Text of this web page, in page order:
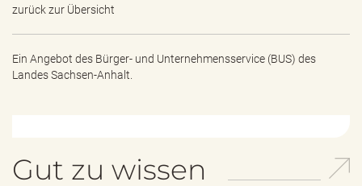
zurück zur Übersicht
Ein Angebot des Bürger- und Unternehmensservice (BUS) des
Landes Sachsen-Anhalt.
Gut zu wissen